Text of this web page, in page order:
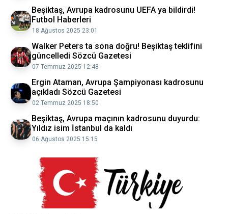
Beşiktaş, Avrupa kadrosunu UEFA ya bildirdi!
Futbol Haberleri
18 Ağustos 2025 23:01
Walker Peters ta sona doğru! Beşiktaş teklifini
güncelledi Sözcü Gazetesi
07 Temmuz 2025 12:48
Ergin Ataman, Avrupa Şampiyonası kadrosunu
açıkladı Sözcü Gazetesi
02 Temmuz 2025 18:50
Beşiktaş, Avrupa maçının kadrosunu duyurdu:
Yıldız isim İstanbul da kaldı
06 Ağustos 2025 15:15